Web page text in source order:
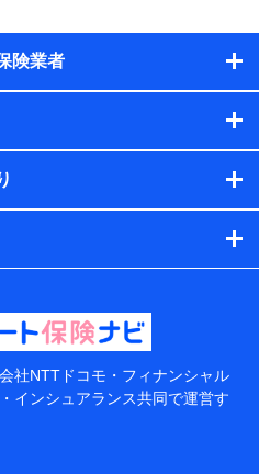
式会社NTTドコモおよび提携
るため
・傾向に応じたサービス・商
施のため
実施のため
等付帯業務を行うため
共同利用者（詳細は次のと
11番1号 山王パークタワー
締役社長 前田 義晃
14-10 アーバンネット日
険業者
社NTTドコモ・フィナンシャル
インシュアランス共同で運営す